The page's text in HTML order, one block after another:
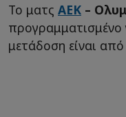
Το ματς ΑΕΚ –
προγραμματισμένο
μετάδοση είναι